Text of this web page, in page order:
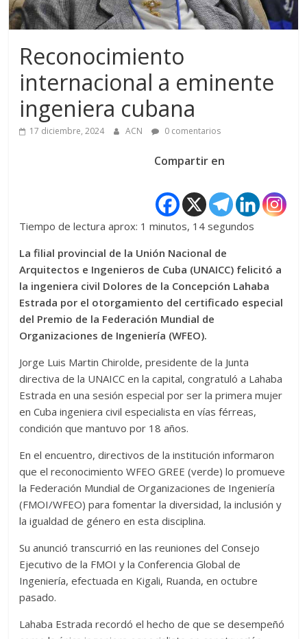
Reconocimiento
internacional a eminente
ingeniera cubana
17 diciembre, 2024 ACN 0 comentarios
Compartir en
Tiempo de lectura aprox: 1 minutos, 14 segundos
La filial provincial de la Unión Nacional de
Arquitectos e Ingenieros de Cuba (UNAICC) felicitó a
la ingeniera civil Dolores de la Concepción Lahaba
Estrada por el otorgamiento del certificado especial
del Premio de la Federación Mundial de
Organizaciones de Ingeniería (WFEO).
Jorge Luis Martin Chirolde, presidente de la Junta
directiva de la UNAICC en la capital, congratuló a Lahaba
Estrada en una sesión especial por ser la primera mujer
en Cuba ingeniera civil especialista en vías férreas,
condición que mantuvo por 18 años.
En el encuentro, directivos de la institución informaron
que el reconocimiento WFEO GREE (verde) lo promueve
la Federación Mundial de Organizaciones de Ingeniería
(FMOI/WFEO) para fomentar la diversidad, la inclusión y
la igualdad de género en esta disciplina.
Su anunció transcurrió en las reuniones del Consejo
Ejecutivo de la FMOI y la Conferencia Global de
Ingeniería, efectuada en Kigali, Ruanda, en octubre
pasado.
Lahaba Estrada recordó el hecho de que se desempeñó